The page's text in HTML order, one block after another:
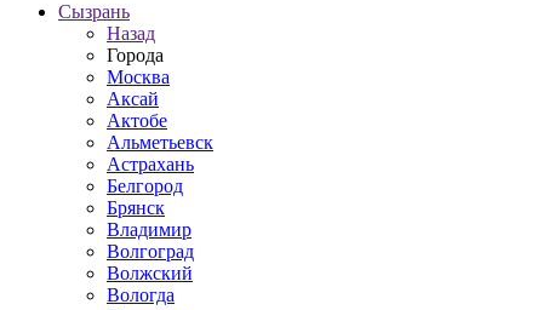
Сызрань
Назад
Города
Москва
Аксай
Актобе
Альметьевск
Астрахань
Белгород
Брянск
Владимир
Волгоград
Волжский
Вологда